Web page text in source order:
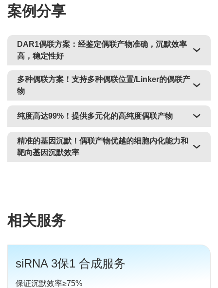
案例分享
DAR1偶联方案：经鉴定偶联产物准确，沉默效率
高，稳定性好
多种偶联方案！支持多种偶联位置/Linker的偶联产
物
纯度高达99%！提供多元化的高纯度偶联产物
精准的基因沉默！偶联产物优越的细胞内化能力和
靶向基因沉默效率
相关服务
siRNA 3保1 合成服务
保证沉默效率≥75%